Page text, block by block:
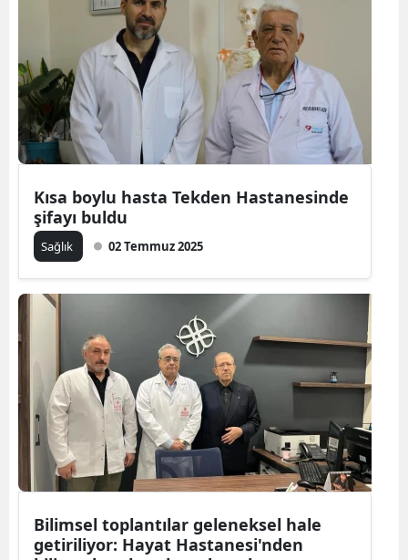
Kısa boylu hasta Tekden Hastanesinde
şifayı buldu
Sağlık 02 Temmuz 2025
Bilimsel toplantılar geleneksel hale
getiriliyor: Hayat Hastanesi'nden